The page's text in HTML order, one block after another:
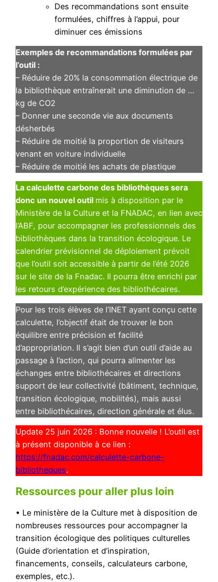
Des recommandations sont ensuite
formulées, chiffres à l’appui, pour
diminuer ces émissions
Exemples de recommandations formulées par
l’outil :
– Réduire de 20% la consommation électrique de
la bibliothèque entraînerait une diminution de …
kg de CO2
– Donner une seconde vie aux documents
désherbés
– Réduire de moitié la proportion de visiteurs
venant en voiture individuelle
– Réduire de moitié les achats de plastique
La calculette carbone des bibliothèques sera
donc un nouvel outil mis à disposition par le
Ministère de la Culture et la FNADAC, en lien avec
l’ABF, pour accompagner les professionnels des
bibliothèques dans la transition écologique. Le
calendrier prévisionnel de déploiement prévoit
que l’outil soit accessible à partir de l’été 2026
sur le site de la Fnadac. Il pourra être enrichi par
les retours d’expérience des bibliothécaires.
Pour les trois élèves de l’INET ayant conçu cette
calculette, l’objectif était de trouver le bon
équilibre entre précision et facilité
d’appropriation. Il s’agit bien d’un outil d’aide au
passage à l’action, qui pourra alimenter les
échanges entre bibliothécaires et directions
support de leur collectivité (bâtiment, technique,
transition écologique, mobilités), mais aussi
entre bibliothécaires, direction générale et élus.
Update 25 juin 2026 : Bonne nouvelle ! L’outil est
à présent disponible à ce lien :
https://fnadac.com/calculette-carbone-
bibliotheques.
Ressources pour aller plus loin
• Le ministère de la Culture met à disposition de
nombreuses ressources pour accompagner la
transition écologique des politiques culturelles
(Guide d’orientation et d’inspiration,
financements, conseils, calculateurs carbone,
exemples, etc.).